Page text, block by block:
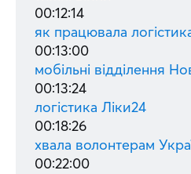
00:12:14
як працювала
00:13:00
мобільні відділення
00:13:24
логістика Ліки24
00:18:26
хвала волонтерам
00:22:00